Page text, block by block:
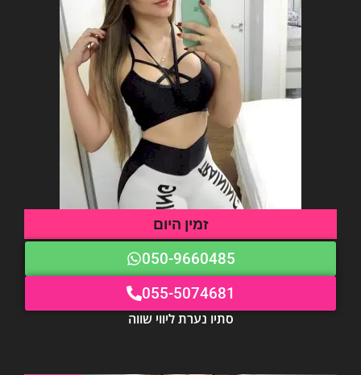
זמין היום
050-9660485
055-5074681
סתיו נערת ליווי שווה